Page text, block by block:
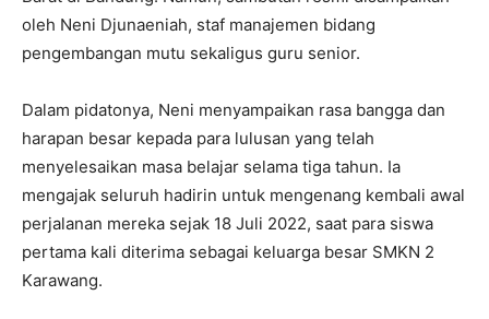
oleh Neni Djunaeniah, staf manajemen bidang
pengembangan mutu sekaligus guru senior.
Dalam pidatonya, Neni menyampaikan rasa bangga dan
harapan besar kepada para lulusan yang telah
menyelesaikan masa belajar selama tiga tahun. Ia
mengajak seluruh hadirin untuk mengenang kembali awal
perjalanan mereka sejak 18 Juli 2022, saat para siswa
pertama kali diterima sebagai keluarga besar SMKN 2
Karawang.